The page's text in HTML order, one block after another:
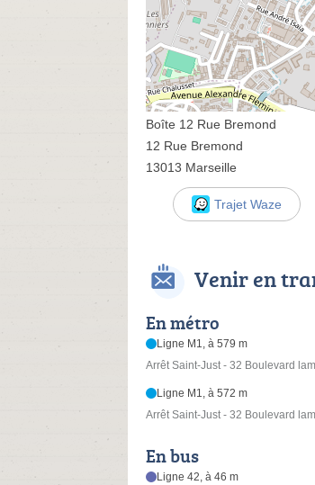
Boîte 12 Rue Bremond
12 Rue Bremond
13013 Marseille
Trajet Waze
Venir en
En métro
Ligne M1, à 579 m
Arrêt Saint-Just - 32 Boulevard
Ligne M1, à 572 m
Arrêt Saint-Just - 32 Boulevard
En bus
Ligne 42, à 46 m